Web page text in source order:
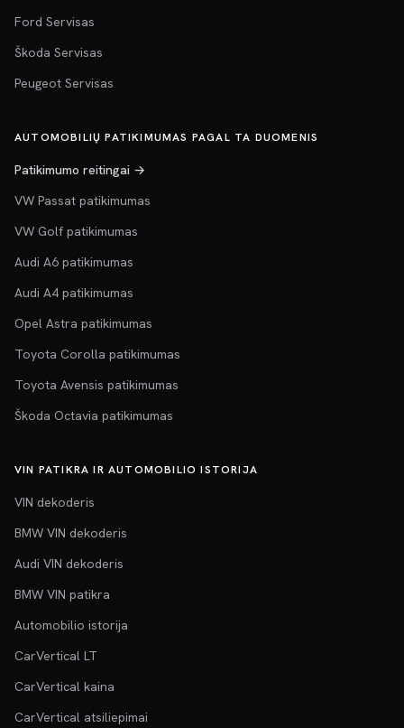
Ford Servisas
Škoda Servisas
Peugeot Servisas
AUTOMOBILIŲ PATIKIMUMAS PAGAL TA DUOMENIS
Patikimumo reitingai →
VW Passat patikimumas
VW Golf patikimumas
Audi A6 patikimumas
Audi A4 patikimumas
Opel Astra patikimumas
Toyota Corolla patikimumas
Toyota Avensis patikimumas
Škoda Octavia patikimumas
VIN PATIKRA IR AUTOMOBILIO ISTORIJA
VIN dekoderis
BMW VIN dekoderis
Audi VIN dekoderis
BMW VIN patikra
Automobilio istorija
CarVertical LT
CarVertical kaina
CarVertical atsiliepimai